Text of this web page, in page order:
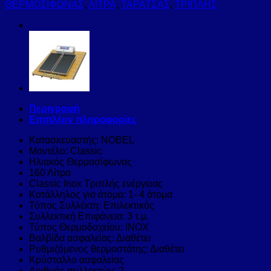
ΘΕΡΜΟΣΙΦΩΝΑΣ, ΛΙΤΡΑ, ΤΑΡΑΤΣΑΣ, ΤΡΙΠΛΗΣ
Περιγραφή
Επιπλέον πληροφορίες
Κατασκευαστής: NOBEL
Μοντέλο: Classic
Ηλιακός Θερμοσίφωνας
160 Λίτρα
Classic Inox Τριπλής ενέργειας
Κατάλληλος για άτομα: 1- 4 άτομα
Τύπος Συλλέκτη: Επιλεκτικός
Συλλεκτική Επιφάνεια: 3 τ.μ.
Τύπος Θερμοδοχείου: INOX
Βαλβίδα ασφαλείας: Διαθέτει
Ρυθμιζόμενος θερμοστάτης: Διαθέτει
Κρύσταλλο ασφαλείας